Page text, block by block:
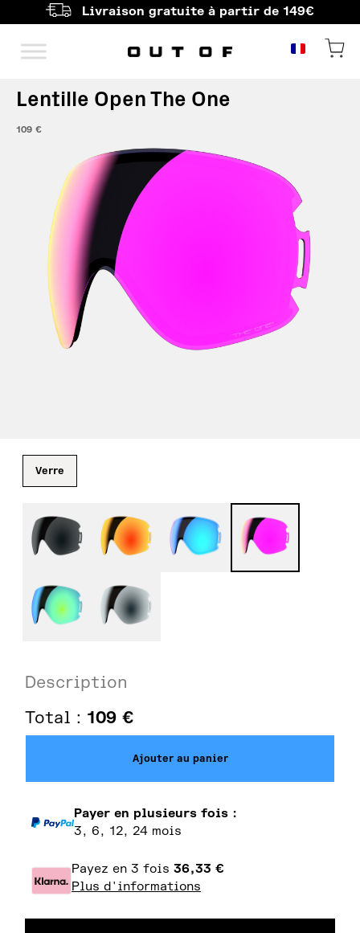
Livraison gratuite à partir de 149€
Navigation principale
Lentille Open The One
109 €
Verre
Description
Total : 109 €
Ajouter au panier
Payer en plusieurs fois :
3, 6, 12, 24 mois
Payez en 3 fois36,33 €
Plus d'informations